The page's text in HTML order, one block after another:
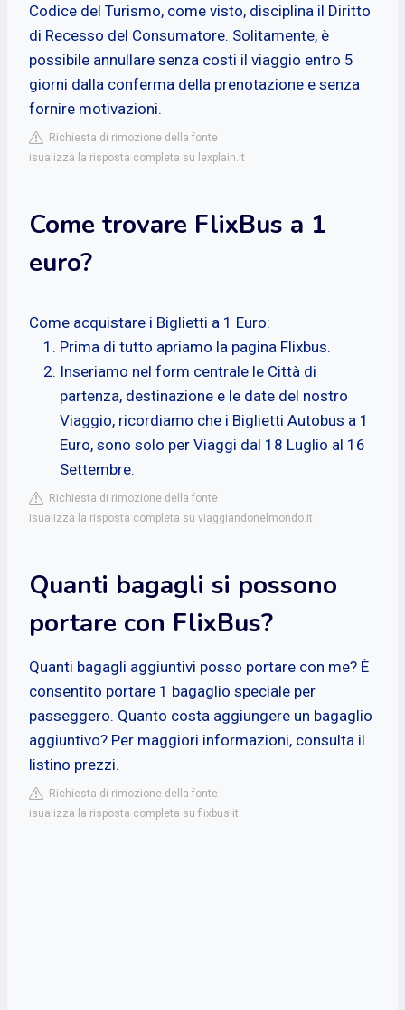
Codice del Turismo, come visto, disciplina il Diritto
di Recesso del Consumatore. Solitamente, è
possibile annullare senza costi il viaggio entro 5
giorni dalla conferma della prenotazione e senza
fornire motivazioni.
Richiesta di rimozione della fonte
isualizza la risposta completa su lexplain.it
Come trovare FlixBus a 1
euro?
Come acquistare i Biglietti a 1 Euro:
Prima di tutto apriamo la pagina Flixbus.
Inseriamo nel form centrale le Città di
partenza, destinazione e le date del nostro
Viaggio, ricordiamo che i Biglietti Autobus a 1
Euro, sono solo per Viaggi dal 18 Luglio al 16
Settembre.
Richiesta di rimozione della fonte
isualizza la risposta completa su viaggiandonelmondo.it
Quanti bagagli si possono
portare con FlixBus?
Quanti bagagli aggiuntivi posso portare con me? È
consentito portare 1 bagaglio speciale per
passeggero. Quanto costa aggiungere un bagaglio
aggiuntivo? Per maggiori informazioni, consulta il
listino prezzi.
Richiesta di rimozione della fonte
isualizza la risposta completa su flixbus.it